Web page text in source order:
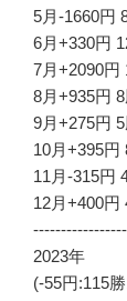
5月-1660円
6月+330円
7月+2090円
8月+935円
9月+275円
10月+395円
11月-315円
12月+400円
2023年
(-55円:115